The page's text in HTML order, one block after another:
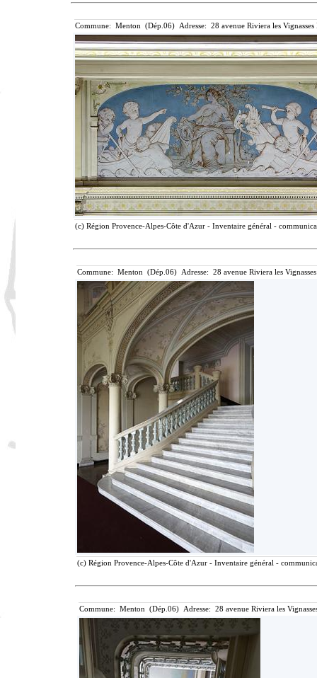
Commune: Menton (Dép.06) Adresse: 28 avenue Riviera les
(c) Région Provence-Alpes-Côte d'Azur - Inventaire général -
Commune: Menton (Dép.06) Adresse: 28 avenue Riviera les
(c) Région Provence-Alpes-Côte d'Azur - Inventaire général -
Commune: Menton (Dép.06) Adresse: 28 avenue Riviera les